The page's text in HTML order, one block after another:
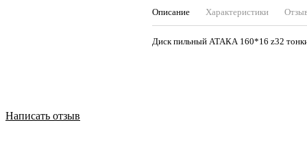
Описание Характеристики
Диск пильный АТАКА 160*16 z32
Написать отзыв